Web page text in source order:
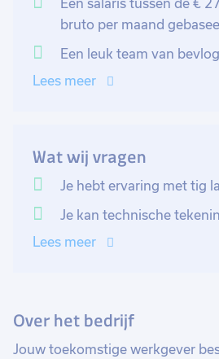
Een salaris tussen de €
bruto per maand
Een leuk team van
Lees meer
Wat wij vragen
Je hebt ervaring met tig
Je kan technische
Lees meer
Over het bedrijf
Jouw toekomstige werkgever